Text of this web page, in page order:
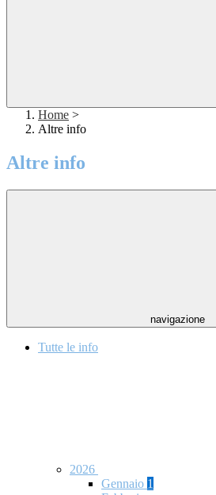
Home >
Altre info
Altre info
navigazione
Tutte le info
2026
Gennaio 1